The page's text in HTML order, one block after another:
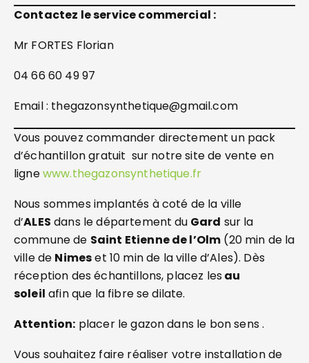
Contactez le service commercial :
Mr FORTES Florian
04 66 60 49 97
Email : thegazonsynthetique@gmail.com
Vous pouvez commander directement un pack
d’échantillon gratuit sur notre site de vente en
lignewww.thegazonsynthetique.fr
Nous sommes implantés à coté de la ville
d’ALES dans le département du Gard sur la
commune de Saint Etienne de l’Olm (20 min de la
ville de Nimeset 10 min de la ville d’Ales). Dès
réception des échantillons, placez lesau
soleil afin que la fibre se dilate.
Attention: placer le gazon dans le bon sens .
Vous souhaitez faire réaliser votre installation de